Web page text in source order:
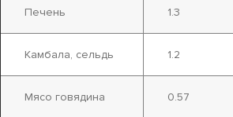
Печень 1.3
Камбала, сельдь 1.2
Мясо говядина 0.57